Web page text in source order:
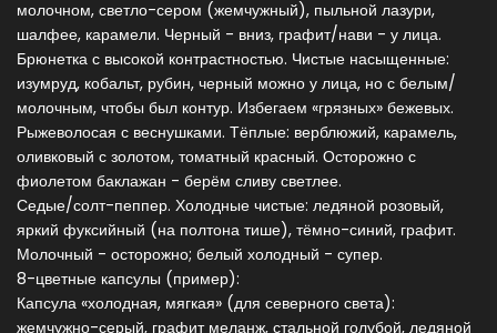
молочном, светло-сером (жемчужный), пыльной лазури,
шалфее, карамели. Черный - вниз, графит/нави - у лица.
Брюнетка с высокой контрастностью. Чистые насыщенные:
изумруд, кобальт, рубин, черный можно у лица, но с белым/
молочным, чтобы был контур. Избегаем «грязных» бежевых.
Рыжеволосая с веснушками. Тёплые: верблюжий, карамель,
оливковый с золотом, томатный красный. Осторожно с
фиолетом баклажан - берём сливу светлее.
Седые/солт-пеппер. Холодные чистые: ледяной розовый,
яркий фуксийный (на полтона тише), тёмно-синий, графит.
Молочный - осторожно; белый холодный - супер.
8-цветные капсулы (пример):
Капсула «холодная, мягкая» (для северного света):
жемчужно-серый, графит меланж, стальной голубой, ледяной